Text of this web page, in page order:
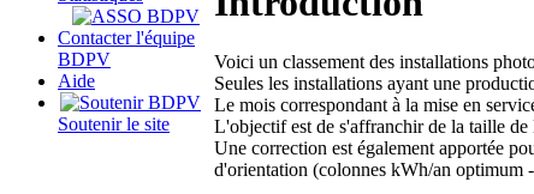
Contacter l'équipe
BDPV
Aide
Soutenir le site
Voici un classement des installations
Seules les installations ayant une
Le mois correspondant à la mise en
L'objectif est de s'affranchir de la taille
Une correction est également apportée
d'orientation (colonnes kWh/an optimum